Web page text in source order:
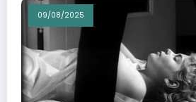
09/08/2025